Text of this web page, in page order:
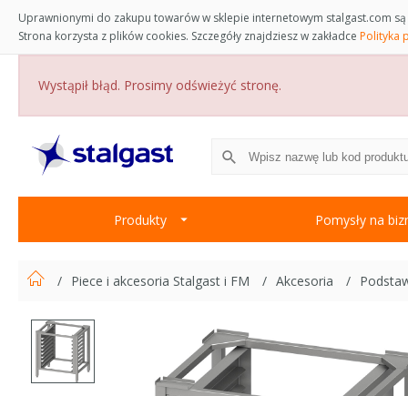
Uprawnionymi do zakupu towarów w sklepie internetowym stalgast.com
Strona korzysta z plików cookies. Szczegóły znajdziesz w zakładce Polityka
Wystąpił błąd. Prosimy odświeżyć stronę.
Produkty Pomysły na
Piece i akcesoria Stalgast i FM Akcesoria